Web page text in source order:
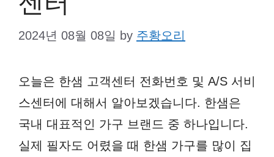
2024년 08월 08일 by 주황오리
오늘은 한샘 고객센터 전화번호 및 A/S 서비
스센터에 대해서 알아보겠습니다. 한샘은
국내 대표적인 가구 브랜드 중 하나입니다.
실제 필자도 어렸을 때 한샘 가구를 많이 집